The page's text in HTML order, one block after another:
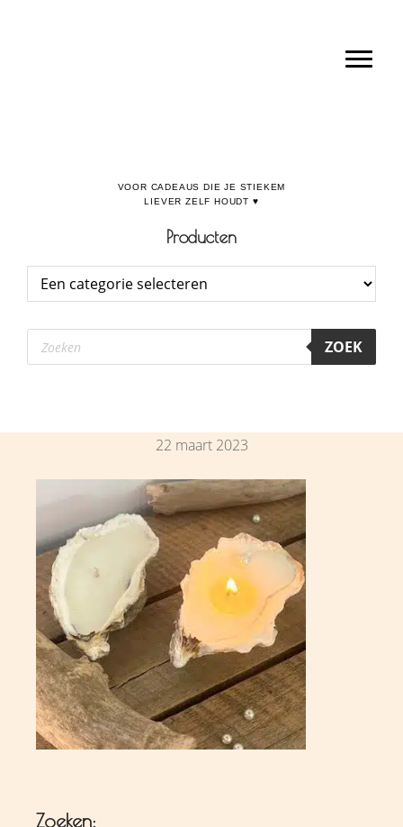
Producten
Producten
zoeken ZOEK
22 maart 2023
Zoeken: